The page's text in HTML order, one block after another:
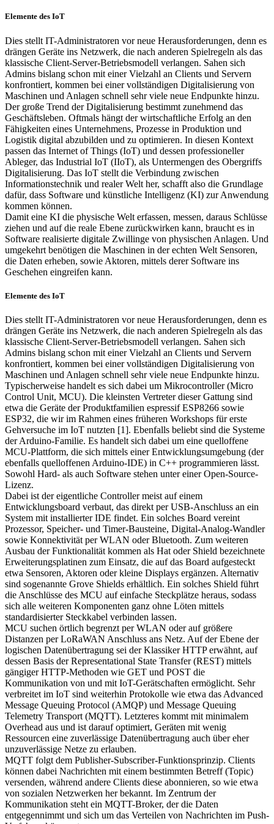
Elemente des IoT
Dies stellt IT-Administratoren vor neue Herausforderungen, denn es
drängen Geräte ins Netzwerk, die nach anderen Spielregeln als das
klassische Client-Server-Betriebsmodell verlangen. Sahen sich
Admins bislang schon mit einer Vielzahl an Clients und Servern
konfrontiert, kommen bei einer vollständigen Digitalisierung von
Maschinen und Anlagen schnell sehr viele neue Endpunkte hinzu.
Der große Trend der Digitalisierung bestimmt zunehmend das
Geschäftsleben. Oftmals hängt der wirtschaftliche Erfolg an den
Fähigkeiten eines Unternehmens, Prozesse in Produktion und
Logistik digital abzubilden und zu optimieren. In diesen Kontext
passen das Internet of Things (IoT) und dessen professioneller
Ableger, das Industrial IoT (IIoT), als Untermengen des Obergriffs
Digitalisierung. Das IoT stellt die Verbindung zwischen
Informationstechnik und realer Welt her, schafft also die Grundlage
dafür, dass Software und künstliche Intelligenz (KI) zur Anwendung
kommen können.
Damit eine KI die physische Welt erfassen, messen, daraus Schlüsse
ziehen und auf die reale Ebene zurückwirken kann, braucht es in
Software realisierte digitale Zwillinge von physischen Anlagen. Und
umgekehrt benötigen die Maschinen in der echten Welt Sensoren,
die Daten erheben, sowie Aktoren, mittels derer Software ins
Geschehen eingreifen kann.
Elemente des IoT
Dies stellt IT-Administratoren vor neue Herausforderungen, denn es
drängen Geräte ins Netzwerk, die nach anderen Spielregeln als das
klassische Client-Server-Betriebsmodell verlangen. Sahen sich
Admins bislang schon mit einer Vielzahl an Clients und Servern
konfrontiert, kommen bei einer vollständigen Digitalisierung von
Maschinen und Anlagen schnell sehr viele neue Endpunkte hinzu.
Typischerweise handelt es sich dabei um Mikrocontroller (Micro
Control Unit, MCU). Die kleinsten Vertreter dieser Gattung sind
etwa die Geräte der Produktfamilien espressif ESP8266 sowie
ESP32, die wir im Rahmen eines früheren Workshops für erste
Gehversuche im IoT nutzten [1]. Ebenfalls beliebt sind die Systeme
der Arduino-Familie. Es handelt sich dabei um eine quelloffene
MCU-Plattform, die sich mittels einer Entwicklungsumgebung (der
ebenfalls quelloffenen Arduino-IDE) in C++ programmieren lässt.
Sowohl Hard- als auch Software stehen unter einer Open-Source-
Lizenz.
Dabei ist der eigentliche Controller meist auf einem
Entwicklungsboard verbaut, das direkt per USB-Anschluss an ein
System mit installierter IDE findet. Ein solches Board vereint
Prozessor, Speicher- und Timer-Bausteine, Digital-Analog-Wandler
sowie Konnektivität per WLAN oder Bluetooth. Zum weiteren
Ausbau der Funktionalität kommen als Hat oder Shield bezeichnete
Erweiterungsplatinen zum Einsatz, die auf das Board aufgesteckt
etwa Sensoren, Aktoren oder kleine Displays ergänzen. Alternativ
sind sogenannte Grove Shields erhältlich. Ein solches Shield führt
die Anschlüsse des MCU auf einfache Steckplätze heraus, sodass
sich alle weiteren Komponenten ganz ohne Löten mittels
standardisierter Steckkabel verbinden lassen.
MCU suchen örtlich begrenzt per WLAN oder auf größere
Distanzen per LoRaWAN Anschluss ans Netz. Auf der Ebene der
logischen Datenübertragung sei der Klassiker HTTP erwähnt, auf
dessen Basis der Representational State Transfer (REST) mittels
gängiger HTTP-Methoden wie GET und POST die
Kommunikation von und mit IoT-Gerätschaften ermöglicht. Sehr
verbreitet im IoT sind weiterhin Protokolle wie etwa das Advanced
Message Queuing Protocol (AMQP) und Message Queuing
Telemetry Transport (MQTT). Letzteres kommt mit minimalem
Overhead aus und ist darauf optimiert, Geräten mit wenig
Ressourcen eine zuverlässige Datenübertragung auch über eher
unzuverlässige Netze zu erlauben.
MQTT folgt dem Publisher-Subscriber-Funktionsprinzip. Clients
können dabei Nachrichten mit einem bestimmten Betreff (Topic)
versenden, während andere Clients diese abonnieren, so wie etwa
von sozialen Netzwerken her bekannt. Im Zentrum der
Kommunikation steht ein MQTT-Broker, der die Daten
entgegennimmt und sich um das Verteilen von Nachrichten im Push-